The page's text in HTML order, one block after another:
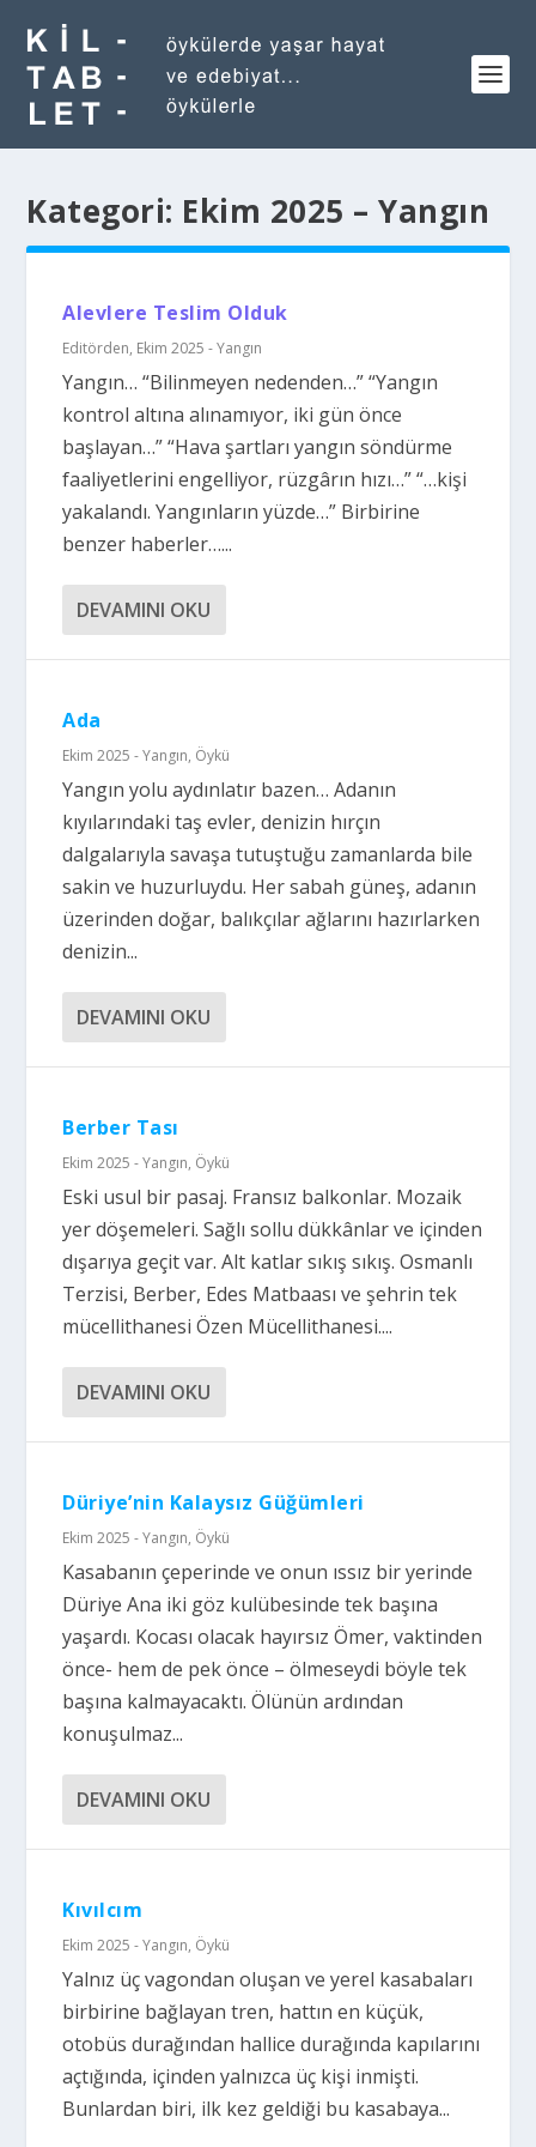
Kategori: Ekim 2025 – Yangın
Alevlere Teslim Olduk
Editörden, Ekim 2025 - Yangın
Yangın… “Bilinmeyen nedenden…” “Yangın
kontrol altına alınamıyor, iki gün önce
başlayan…” “Hava şartları yangın söndürme
faaliyetlerini engelliyor, rüzgârın hızı…” “…kişi
yakalandı. Yangınların yüzde…” Birbirine
benzer haberler…...
DEVAMINI OKU
Ada
Ekim 2025 - Yangın, Öykü
Yangın yolu aydınlatır bazen… Adanın
kıyılarındaki taş evler, denizin hırçın
dalgalarıyla savaşa tutuştuğu zamanlarda bile
sakin ve huzurluydu. Her sabah güneş, adanın
üzerinden doğar, balıkçılar ağlarını hazırlarken
denizin...
DEVAMINI OKU
Berber Tası
Ekim 2025 - Yangın, Öykü
Eski usul bir pasaj. Fransız balkonlar. Mozaik
yer döşemeleri. Sağlı sollu dükkânlar ve içinden
dışarıya geçit var. Alt katlar sıkış sıkış. Osmanlı
Terzisi, Berber, Edes Matbaası ve şehrin tek
mücellithanesi Özen Mücellithanesi....
DEVAMINI OKU
Düriye’nin Kalaysız Güğümleri
Ekim 2025 - Yangın, Öykü
Kasabanın çeperinde ve onun ıssız bir yerinde
Düriye Ana iki göz kulübesinde tek başına
yaşardı. Kocası olacak hayırsız Ömer, vaktinden
önce- hem de pek önce – ölmeseydi böyle tek
başına kalmayacaktı. Ölünün ardından
konuşulmaz...
DEVAMINI OKU
Kıvılcım
Ekim 2025 - Yangın, Öykü
Yalnız üç vagondan oluşan ve yerel kasabaları
birbirine bağlayan tren, hattın en küçük,
otobüs durağından hallice durağında kapılarını
açtığında, içinden yalnızca üç kişi inmişti.
Bunlardan biri, ilk kez geldiği bu kasabaya...